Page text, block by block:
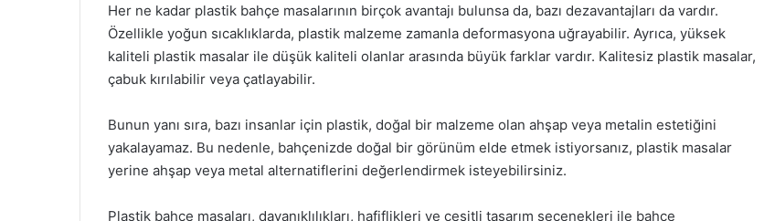
Her ne kadar plastik bahçe masalarının birçok avantajı bulunsa da, bazı dezavantajları da vardır.
Özellikle yoğun sıcaklıklarda, plastik malzeme zamanla deformasyona uğrayabilir. Ayrıca, yüksek
kaliteli plastik masalar ile düşük kaliteli olanlar arasında büyük farklar vardır. Kalitesiz plastik masalar,
çabuk kırılabilir veya çatlayabilir.
Bunun yanı sıra, bazı insanlar için plastik, doğal bir malzeme olan ahşap veya metalin estetiğini
yakalayamaz. Bu nedenle, bahçenizde doğal bir görünüm elde etmek istiyorsanız, plastik masalar
yerine ahşap veya metal alternatiflerini değerlendirmek isteyebilirsiniz.
Plastik bahçe masaları, dayanıklılıkları, hafiflikleri ve çeşitli tasarım seçenekleri ile bahçe